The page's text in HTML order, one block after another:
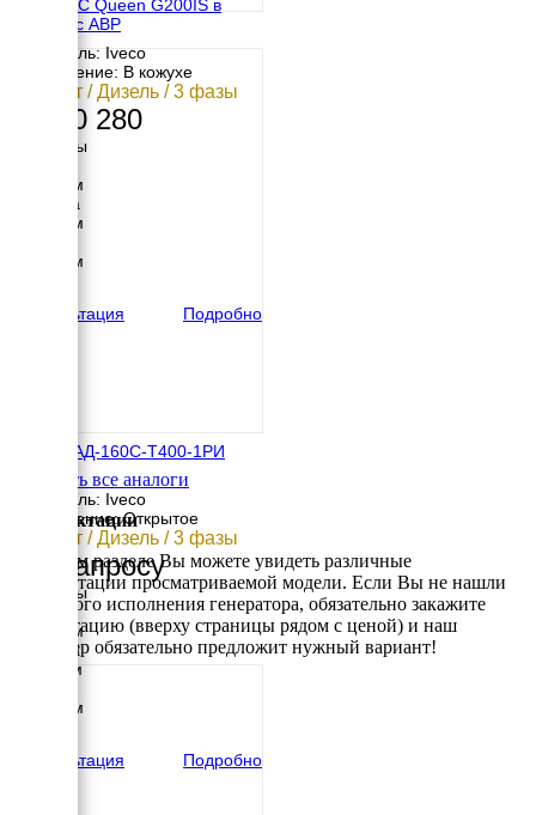
GENMAC Queen G200IS в
кожухе с АВР
Двигатель: Iveco
Исполнение: В кожухе
160 кВт / Дизель / 3 фазы
5 760 280
Размеры
3150 мм
Ширина
1056 мм
1900 мм
Консультация
Подробно
IVECO АД-160С-Т400-1РИ
Двигатель: Iveco
Исполнение: Открытое
160 кВт / Дизель / 3 фазы
По запросу
Размеры
2650 мм
Ширина
1100 мм
1800 мм
Консультация
Подробно
Смотреть все аналоги
Комплектации
В данном разделе Вы можете увидеть различные
комплектации просматриваемой модели. Если Вы не нашли
требуемого исполнения генератора, обязательно закажите
консультацию (вверху страницы рядом с ценой) и наш
менеджер обязательно предложит нужный вариант!